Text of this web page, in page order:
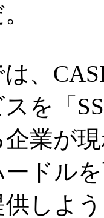
、
を「
業が
ードル
しよ